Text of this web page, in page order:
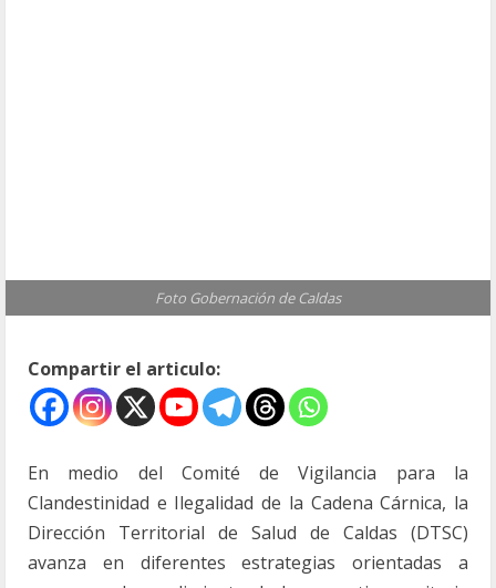
Foto Gobernación de Caldas
Compartir el articulo:
En medio del Comité de Vigilancia para la
Clandestinidad e Ilegalidad de la Cadena Cárnica, la
Dirección Territorial de Salud de Caldas (DTSC)
avanza en diferentes estrategias orientadas a